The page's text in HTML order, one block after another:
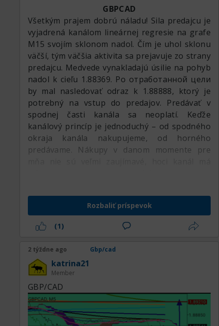
GBPCAD
Všetkým prajem dobrú náladu! Sila predajcu je
vyjadrená kanálom lineárnej regresie na grafe
M15 svojím sklonom nadol. Čím je uhol sklonu
väčší, tým väčšia aktivita sa prejavuje zo strany
predajcu. Medvede vynakladajú úsilie na pohyb
nadol k cieľu 1.88369. Po отработанной цели
by mal nasledovať odraz k 1.88888, ktorý je
potrebný na vstup do predajov. Predávať v
spodnej časti kanála sa neoplatí. Keďže
kanálový princíp je jednoduchý – od spodného
okraja kanála nakupujeme, od horného
predávame. Nákupy v danom momente pre
charakterizuje razantnosť predajcu, ktorý sa
rozhodol poriadne rozbehnúť nadol, v tomto
momente možno počítať s dobrým poklesom.
Na hlavnom grafe H1, ktorý je pre mňa
kľúčový, pozorujem klesajúci kanál. V podstate
Rozbaliť príspevok
(1)
2 týždne ago Gbp/cad
katrina21
Member
GBP/CAD